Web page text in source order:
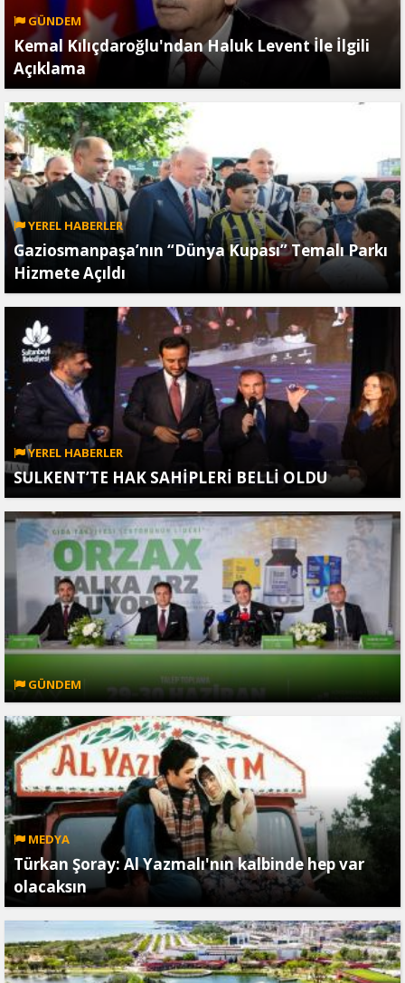
GÜNDEM
Kemal Kılıçdaroğlu'ndan Haluk Levent İle İlgili
Açıklama
YEREL HABERLER
Gaziosmanpaşa’nın “Dünya Kupası” Temalı Parkı
Hizmete Açıldı
YEREL HABERLER
SULKENT’TE HAK SAHİPLERİ BELLİ OLDU
GÜNDEM
MEDYA
Türkan Şoray: Al Yazmalı'nın kalbinde hep var
olacaksın